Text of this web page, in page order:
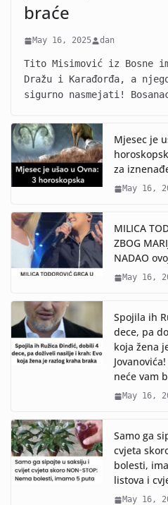
braće
May 16, 2025 dan
Tito Misimović iz Bosne
Dražu i Karađorđa, a
sigurno nasmejati!
Mjesec je
za
May 16,
MILICA
ZBOG
NADAO
May 16,
Spojila ih
dece, pa
koja žena
neće vam
May 16,
Samo ga
cvjeta
bolesti,
listova i
May 16,